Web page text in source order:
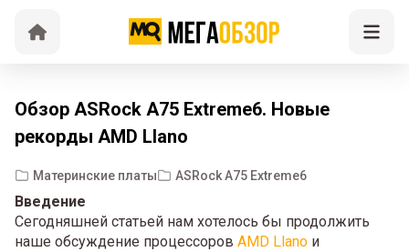
Обзор ASRock A75 Extreme6. Новые
рекорды AMD Llano
Материнские платы ASRock A75 Extreme6
Введение
Сегодняшней статьей нам хотелось бы продолжить
наше обсуждение процессоров AMD Llano и